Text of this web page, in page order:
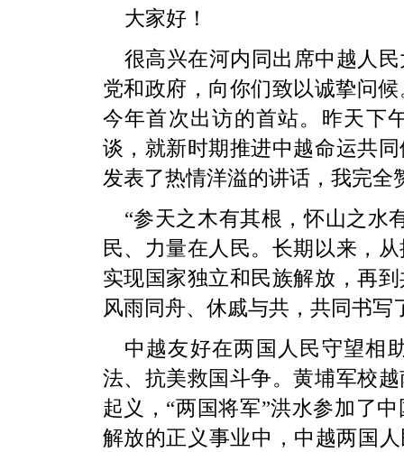
大家好！
很高兴在河内同出席中越人
党和政府，向你们致以诚挚问
今年首次出访的首站。昨天下
谈，就新时期推进中越命运共
发表了热情洋溢的讲话，我完
“参天之木有其根，怀山之水
民、力量在人民。长期以来，
实现国家独立和民族解放，再
风雨同舟、休戚与共，共同书写
中越友好在两国人民守望相
法、抗美救国斗争。黄埔军校
起义，“两国将军”洪水参加了
解放的正义事业中，中越两国